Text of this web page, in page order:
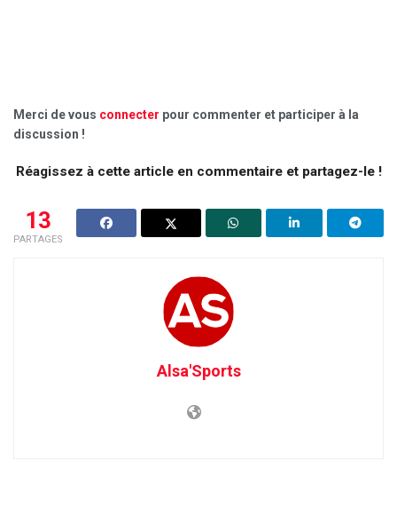
Merci de vous connecter pour commenter et participer à la
discussion !
Réagissez à cette article en commentaire et partagez-le !
13
PARTAGES
Alsa'Sports